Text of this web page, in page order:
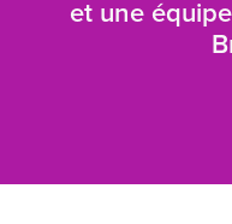
et une